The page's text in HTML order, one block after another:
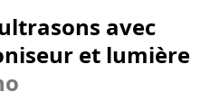
avec
et lumière